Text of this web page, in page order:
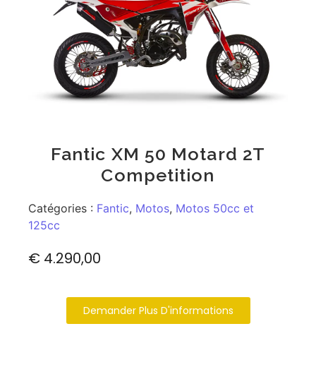
Fantic XM 50 Motard 2T
Competition
Catégories : Fantic, Motos, Motos 50cc et
125cc
€ 4.290,00
Demander Plus D'informations